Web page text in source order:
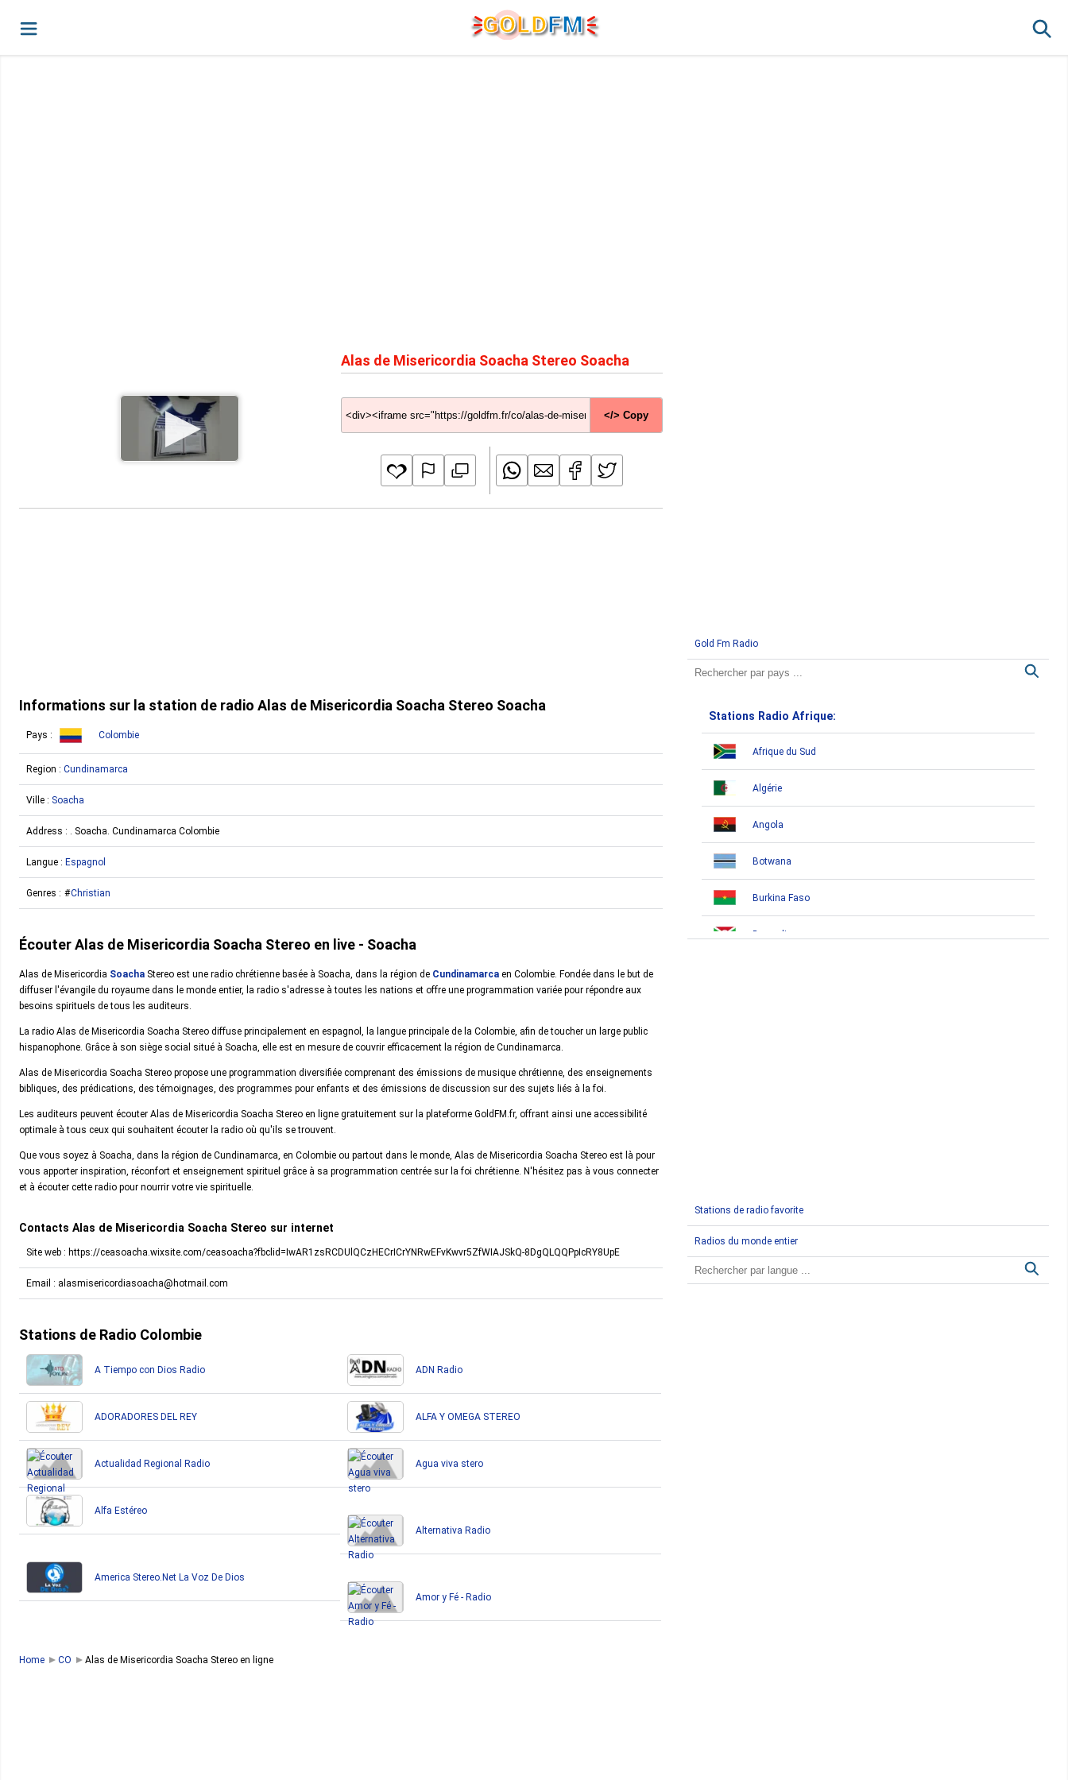
GOLDFM
Alas de Misericordia Soacha Stereo Soacha
</> Copy
Informations sur la station de radio Alas de Misericordia Soacha Stereo Soacha
Pays : Colombie
Region : Cundinamarca
Ville : Soacha
Address : . Soacha. Cundinamarca Colombie
Langue : Espagnol
Genres : Christian
Écouter Alas de Misericordia Soacha Stereo en live - Soacha
Alas de Misericordia Soacha Stereo est une radio chrétienne basée à Soacha, dans la région de Cundinamarca en Colombie. Fondée dans le but de
diffuser l'évangile du royaume dans le monde entier, la radio s'adresse à toutes les nations et offre une programmation variée pour répondre aux
besoins spirituels de tous les auditeurs.
La radio Alas de Misericordia Soacha Stereo diffuse principalement en espagnol, la langue principale de la Colombie, afin de toucher un large public
hispanophone. Grâce à son siège social situé à Soacha, elle est en mesure de couvrir efficacement la région de Cundinamarca.
Alas de Misericordia Soacha Stereo propose une programmation diversifiée comprenant des émissions de musique chrétienne, des enseignements
bibliques, des prédications, des témoignages, des programmes pour enfants et des émissions de discussion sur des sujets liés à la foi.
Les auditeurs peuvent écouter Alas de Misericordia Soacha Stereo en ligne gratuitement sur la plateforme GoldFM.fr, offrant ainsi une accessibilité
optimale à tous ceux qui souhaitent écouter la radio où qu'ils se trouvent.
Que vous soyez à Soacha, dans la région de Cundinamarca, en Colombie ou partout dans le monde, Alas de Misericordia Soacha Stereo est là pour
vous apporter inspiration, réconfort et enseignement spirituel grâce à sa programmation centrée sur la foi chrétienne. N'hésitez pas à vous connecter
et à écouter cette radio pour nourrir votre vie spirituelle.
Contacts Alas de Misericordia Soacha Stereo sur internet
Site web : https://ceasoacha.wixsite.com/ceasoacha?fbclid=IwAR1zsRCDUlQCzHECrICrYNRwEFvKwvr5ZfWIAJSkQ-8DgQLQQPpIcRY8UpE
Email : alasmisericordiasoacha@hotmail.com
Stations de Radio Colombie
A Tiempo con Dios Radio ADN Radio
ADORADORES DEL REY ALFA Y OMEGA STEREO
Actualidad Regional Radio Agua viva stero
Alfa Estéreo
Alternativa Radio
America Stereo.Net La Voz De Dios
Amor y Fé - Radio
Gold Fm Radio
Stations Radio Afrique:
Afrique du Sud
Algérie
Angola
Botwana
Burkina Faso
Burundi
Egypte
Stations de radio favorite
Radios du monde entier
Home CO Alas de Misericordia Soacha Stereo en ligne